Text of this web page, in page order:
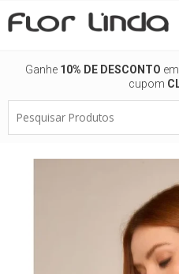
para
Ganhe 10% DE DESCONTO
cupom
Produtos